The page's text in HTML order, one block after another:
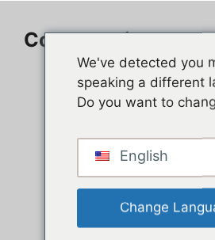
contenuComment jouer sur
We've detected you
speaking a different
Do you want to
English
Change